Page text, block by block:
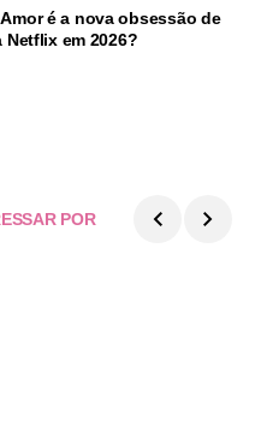
é a nova obsessão de
Netflix em 2026?
POR